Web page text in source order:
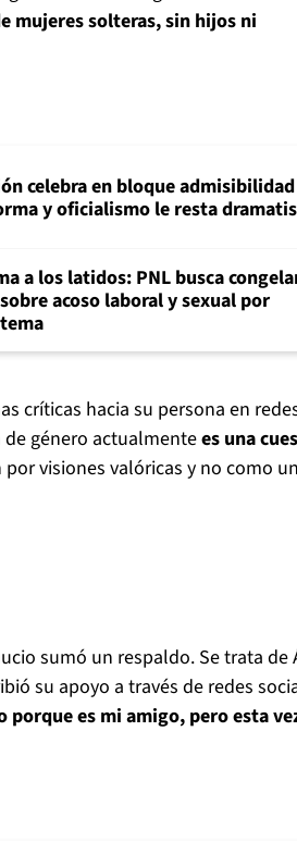
mujeres solteras, sin hijos ni
celebra en bloque
y oficialismo le resta
a los latidos: PNL busca
acoso laboral y sexual por
críticas hacia su persona en
género actualmentees una
visiones valóricas y no como
sumó un respaldo. Se trata de
su apoyo a través de redes
porque es mi amigo, pero esta